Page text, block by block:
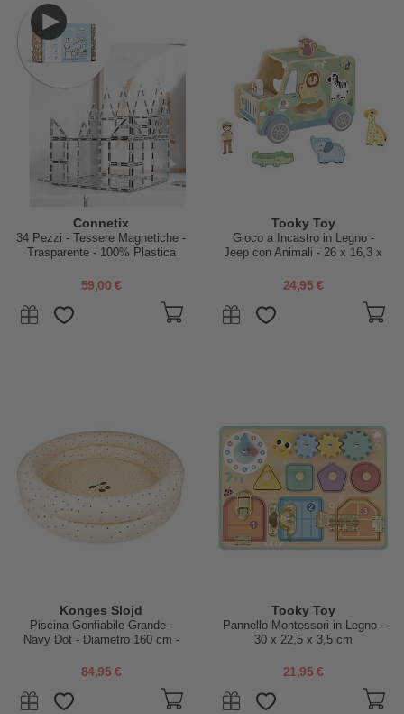
Connetix
34 Pezzi - Tessere Magnetiche -
Trasparente - 100% Plastica
STEM!
59,00 €
Tooky Toy
Gioco a Incastro in Legno -
Jeep con Animali - 26 x 16,3 x
24,95 €
Konges Slojd
Piscina Gonfiabile Grande -
Navy Dot - Diametro 160 cm -
84,95 €
Tooky Toy
Pannello Montessori in Legno -
30 x 22,5 x 3,5 cm
21,95 €